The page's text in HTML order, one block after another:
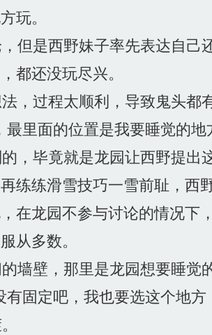
玩。
但是西野妹子率先表达自己
都还没玩尽兴。
，过程太顺利，导致鬼头都
里面的位置是我要睡觉的地
，毕竟就是龙园让西野提出
练练滑雪技巧一雪前耻，
在龙园不参与讨论的情况
从多数。
墙壁，那里是龙园想要睡觉的
固定吧，我也要选这个地方